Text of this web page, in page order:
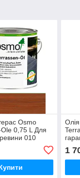
Osmo
0,75 L Для
010
1